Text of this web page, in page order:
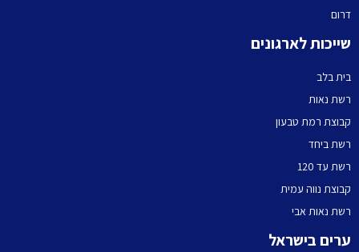
דרום
שייכות לארגונים
בית בלב
רשת נאות
קבוצת רמת טבעון
רשת ביחד
רשת עד 120
קבוצת נווה עמית
רשת נאות אבי
ערים בישראל